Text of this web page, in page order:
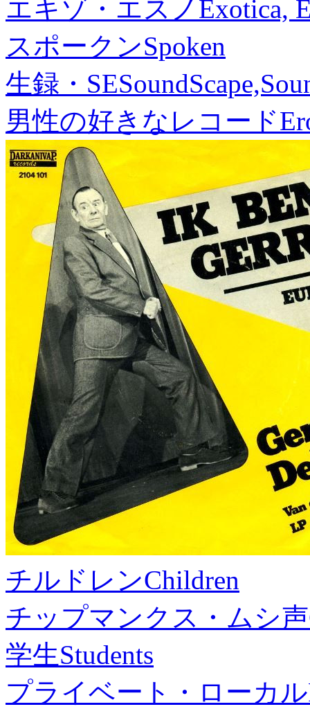
エキゾ・エスノ Exotica,
スポークンSpoken
生録・SE
男性の好きなレコード
チルドレンChildren
チップマンクス・ムシ声
学生Students
プライベート・ローカル